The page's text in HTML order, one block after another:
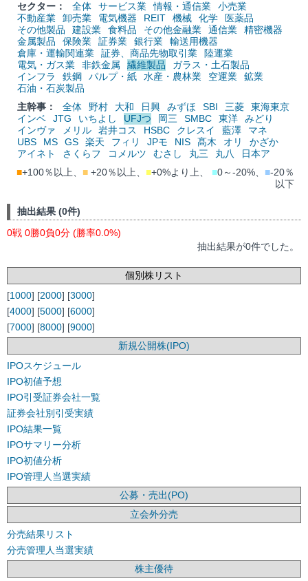
セクター：
全体 サービス業 情報・通信業
小売業
不動産業
卸売業 電気機器 REIT 機械 化学
医薬品
その他製品
建設業 食料品 その他金融業 通信業
精密機器
金属製品
保険業 証券業 銀行業
輸送用機器
倉庫・運輸関連業
証券、商品先物取引業
陸運業
電気・ガス業
非鉄金属 繊維製品
ガラス・土石製品
インフラ
鉄鋼 パルプ・紙 水産・農林業 空運業
鉱業
石油・石炭製品
主幹事：
全体 野村 大和 日興 みずほ SBI 三菱
東海東京
インベ
JTG いちよし UFJつ 岡三 SMBC 東洋
みどり
インヴァ
メリル 岩井コス HSBC クレスイ 藍澤
マネ
UBS
MS GS 楽天 フィリ JPモ NIS 髙木 オリ
かざか
アイネト
さくらフ コメルツ むさし 丸三 丸八
日本ア
■+100％以上、 ■ +20％以上、 ■+0%より上、 ■0～-20%、 ■-20％
以下
抽出結果 (0件)
0戦 0勝0負0分 (勝率0.0%)
抽出結果が0件でした。
個別株リスト
[1000] [2000] [3000]
[4000] [5000] [6000]
[7000] [8000] [9000]
新規公開株(IPO)
IPOスケジュール
IPO初値予想
IPO引受証券会社一覧
証券会社別引受実績
IPO結果一覧
IPOサマリー分析
IPO初値分析
IPO管理人当選実績
公募・売出(PO)
立会外分売
分売結果リスト
分売管理人当選実績
株主優待